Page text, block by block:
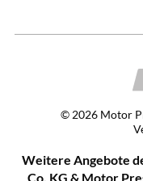
© 2026 Motor
Weitere Angebote
Co. KG & Motor